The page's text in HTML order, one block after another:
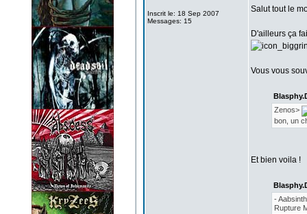
Inscrit le: 18 Sep 2007
Messages: 15
Salut tout le
D'ailleurs ça
Vous vous
Zenos>
bon, un
Et bien voila !
-
Rupture